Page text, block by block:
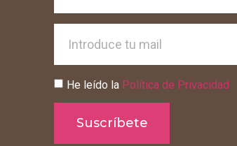
He leído la Política de Privacidad
Suscríbete